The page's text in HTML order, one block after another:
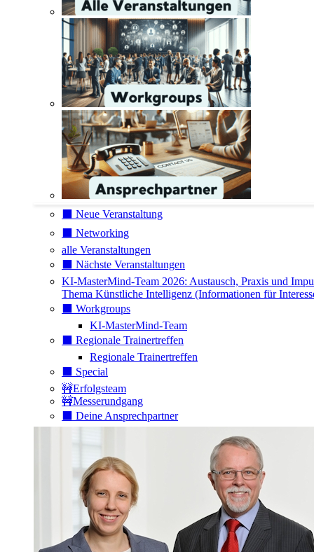
⬛️ Neue Veranstaltung
⬛️ Networking
alle Veranstaltungen
⬛️ Nächste Veranstaltungen
KI-MasterMind-Team 2026: Austausch, Praxis und
Thema Künstliche Intelligenz (Informationen für
⬛️ Workgroups
KI-MasterMind-Team
⬛️ Regionale Trainertreffen
Regionale Trainertreffen
⬛️ Special
🚧Erfolgsteam
🚧Messerundgang
⬛️ Deine Ansprechpartner